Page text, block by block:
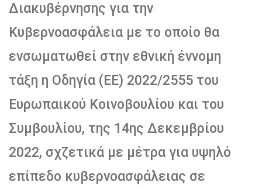
Διακυβέρνησης για την
Κυβερνοασφάλεια με το οποίο θα
ενσωματωθεί στην εθνική έννομη
τάξη η Οδηγία (ΕΕ) 2022/2555 του
Ευρωπαικού Κοινοβουλίου και του
Συμβουλίου, της 14ης Δεκεμβρίου
2022, σχζετικά με μέτρα για υψηλό
επίπεδο κυβερνοασφάλειας σε